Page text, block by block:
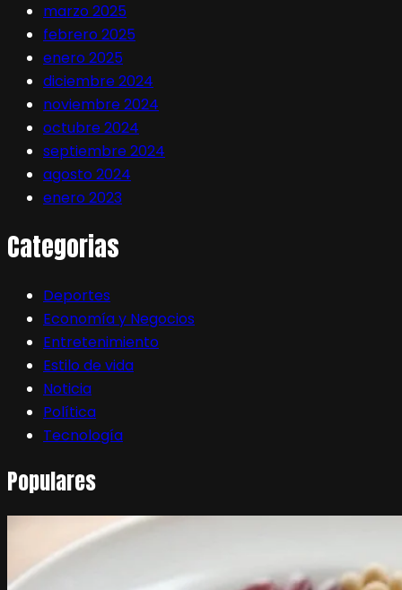
marzo 2025
febrero 2025
enero 2025
diciembre 2024
noviembre 2024
octubre 2024
septiembre 2024
agosto 2024
enero 2023
Categorias
Deportes
Economía y Negocios
Entretenimiento
Estilo de vida
Noticia
Política
Tecnología
Populares